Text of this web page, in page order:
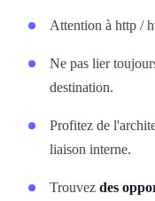
Attention à http /
Ne pas lier
destination.
Profitez de
liaison interne.
Trouvez des